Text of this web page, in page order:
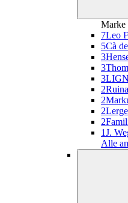
Marke
7Leo
5Cà
3
3
3
2
2
2
2
1J.
Alle